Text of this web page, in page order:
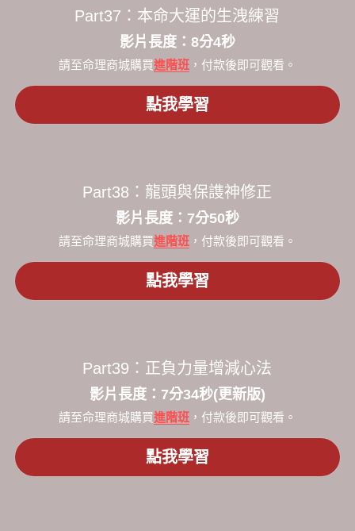
Part37： 本命大運的生洩練習
​影片長度：8分4秒​
請至命理商城購買進階班，付款後即可觀看。
點我學習
Part38： 龍頭與保謢神修正
​影片長度：7分50秒​
請至命理商城購買進階班，付款後即可觀看。
點我學習
Part39： 正負力量增減心法
​影片長度：7分34秒​(更新版)
請至命理商城購買進階班，付款後即可觀看。
點我學習